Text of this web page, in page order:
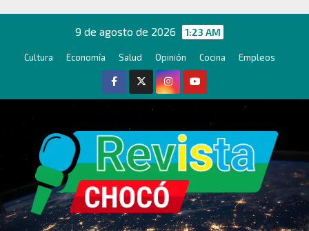
contenido
9 de agosto de 2026 1:23 AM
Cultura Economía Salud Opinión Cocina Empleos